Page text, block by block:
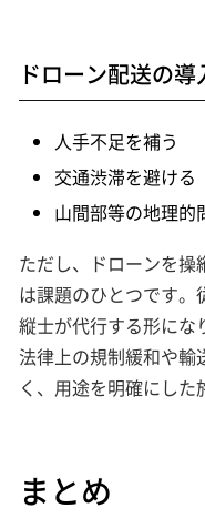
ドローン配送の導
人手不足を補う
交通渋滞を避ける
山間部等の地理的
ただし、ドローンを操
は課題のひとつです。
縦士が代行する形にな
法律上の規制緩和や輸
く、用途を明確にした
まとめ